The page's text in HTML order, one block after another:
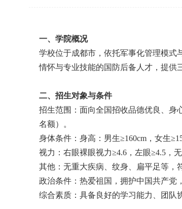
一、学院概况
学校位于成都市，依托军事化管理模式
情怀与专业技能的国防后备人才，提供
二、招生对象与条件
招生范围：面向全国招收品德优良、身
名额）。
身体条件：身高：男生≥160cm，女生
视力：右眼裸眼视力≥4.6，左眼≥4.5，无
其他：无重大疾病、纹身、扁平足等，
政治条件：热爱祖国，拥护中国共产党
综合素质：具备良好的学习能力、团队